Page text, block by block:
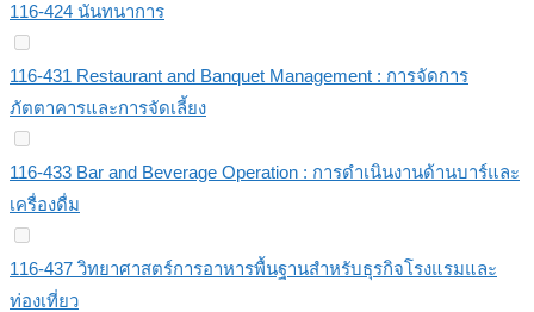
116-424 นันทนาการ
116-431 Restaurant and Banquet Management : การจัดการ
ภัตตาคารและการจัดเลี้ยง
116-433 Bar and Beverage Operation : การดำเนินงานด้านบาร์และ
เครื่องดื่ม
116-437 วิทยาศาสตร์การอาหารพื้นฐานสำหรับธุรกิจโรงแรมและ
ท่องเที่ยว